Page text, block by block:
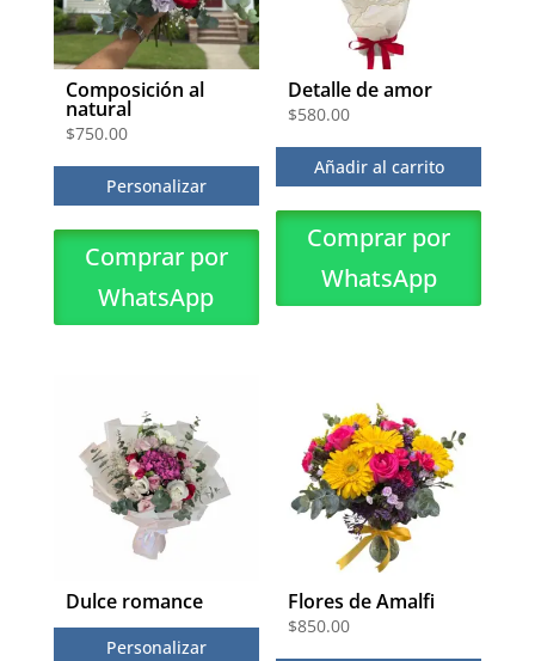
Composición al
natural
$750.00
Personalizar
Comprar por
WhatsApp
Detalle de amor
$580.00
Añadir al carrito
Comprar por
WhatsApp
Dulce romance
Personalizar
Flores de Amalfi
$850.00